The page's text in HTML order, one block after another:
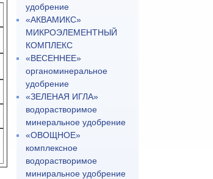
удобрение
«АКВАМИКС»
МИКРОЭЛЕМЕНТНЫЙ
КОМПЛЕКС
«ВЕСЕННЕЕ»
органоминеральное
удобрение
«ЗЕЛЕНАЯ ИГЛА»
водорастворимое
минеральное удобрение
«ОВОЩНОЕ»
комплексное
водорастворимое
миниральное удобрение